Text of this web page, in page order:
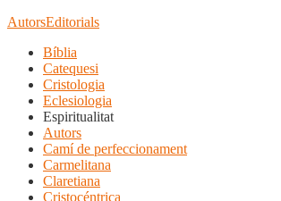
AutorsEditorials
Bíblia
Catequesi
Cristologia
Eclesiologia
Espiritualitat
Autors
Camí de perfeccionament
Carmelitana
Claretiana
Cristocéntrica